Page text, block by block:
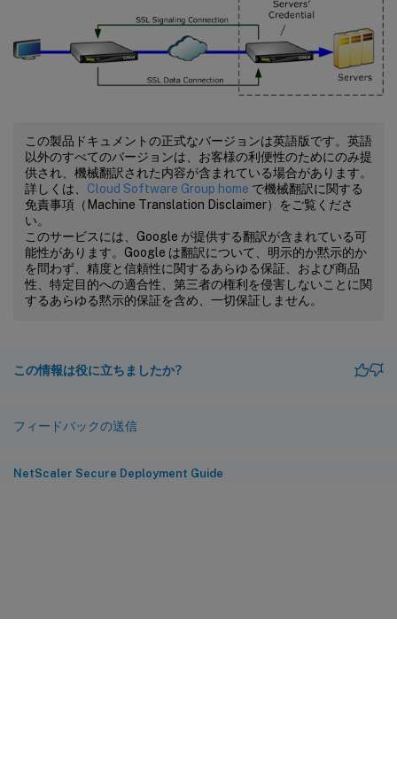
この製品ドキュメントの正式なバージョンは英語版です。英語
以外のすべてのバージョンは、お客様の利便性のためにのみ提
供され、機械翻訳された内容が含まれている場合があります。
詳しくは、 Cloud Software Group home で機械翻訳に関する
免責事項（Machine Translation Disclaimer）をご覧くださ
い。
このサービスには、Google が提供する翻訳が含まれている可
能性があります。Google は翻訳について、明示的か黙示的か
を問わず、精度と信頼性に関するあらゆる保証、および商品
性、特定目的への適合性、第三者の権利を侵害しないことに関
するあらゆる黙示的保証を含め、一切保証しません。
この情報は役に立ちましたか?
フィードバックの送信
NetScaler Secure Deployment Guide